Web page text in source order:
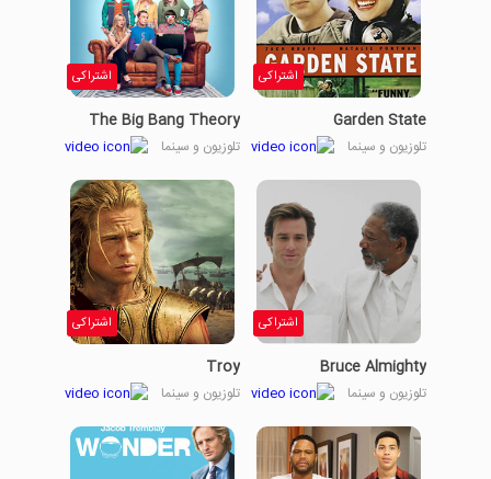
اشتراکی
Garden State
تلوزیون و سینما
اشتراکی
The Big Bang Theory
تلوزیون و سینما
اشتراکی
Bruce Almighty
تلوزیون و سینما
اشتراکی
Troy
تلوزیون و سینما